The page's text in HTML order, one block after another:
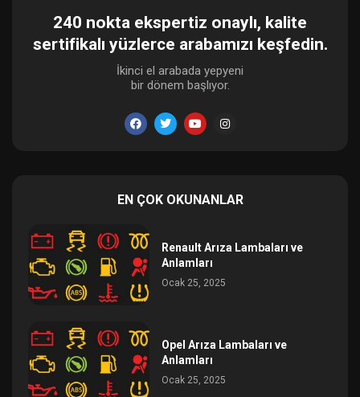
240 nokta ekspertiz onaylı, kalite
sertifikalı yüzlerce arabamızı keşfedin.
İkinci el arabada yepyeni
bir dönem başlıyor.
EN ÇOK OKUNANLAR
Renault Arıza Lambaları ve
Anlamları
Ocak 25, 2025
Opel Arıza Lambaları ve
Anlamları
Ocak 25, 2025